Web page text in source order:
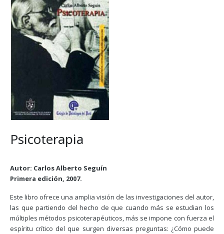
Psicoterapia
Autor: Carlos Alberto Seguín
Primera edición, 2007.
Este libro ofrece una amplia visión de las investigaciones del autor,
las que partiendo del hecho de que cuando más se estudian los
múltiples métodos psicoterapéuticos, más se impone con fuerza el
espíritu crítico del que surgen diversas preguntas: ¿Cómo puede